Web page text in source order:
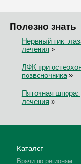
Полезно знать
Нервный тик
лечения »
ЛФК при
позвоночника»
Пяточная шпора:
лечения »
Каталог
Врачи по регионам